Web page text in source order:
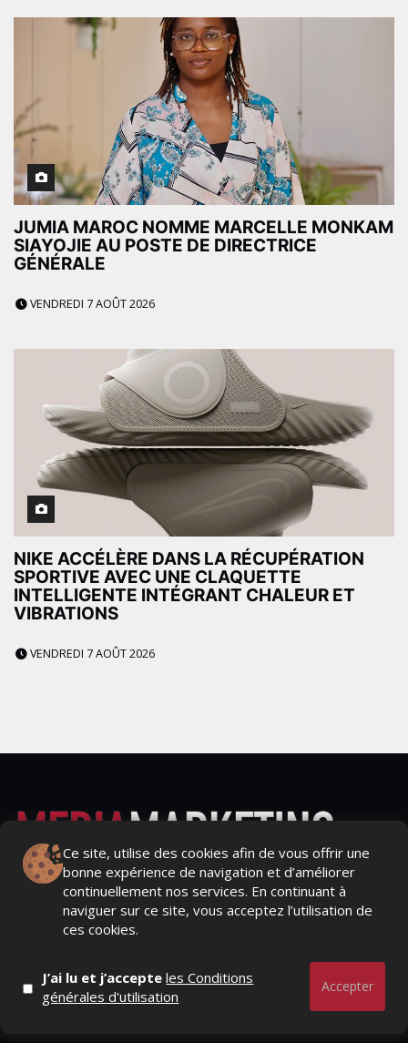
JUMIA MAROC NOMME MARCELLE MONKAM
SIAYOJIE AU POSTE DE DIRECTRICE
GÉNÉRALE
VENDREDI 7 AOÛT 2026
NIKE ACCÉLÈRE DANS LA RÉCUPÉRATION
SPORTIVE AVEC UNE CLAQUETTE
INTELLIGENTE INTÉGRANT CHALEUR ET
VIBRATIONS
VENDREDI 7 AOÛT 2026
Ce site, utilise des cookies afin de vous offrir une
bonne expérience de navigation et d’améliorer
continuellement nos services. En continuant à
naviguer sur ce site, vous acceptez l’utilisation de
ces cookies.
J’ai lu et j’accepteles Conditions
générales d'utilisation
Accepter
Actualités Média, Actualités Com/Market/Ntic, Actualités
Distrib, Dossier, Interview, Stratégies, Communication,
Marques avenue, Relations presse, Créa, Baromètre,
People, Métier, Profil...
RESTER CONNECTÉ